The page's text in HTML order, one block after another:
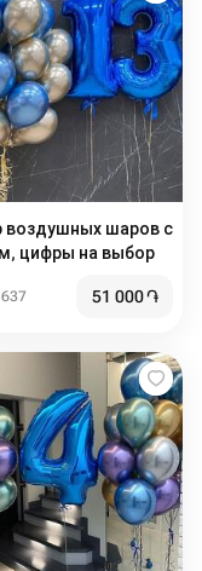
воздушных шаров с
цифры на выбор
637 51 000֏